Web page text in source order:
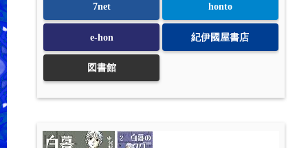
7net honto
e-hon 紀伊國屋書店
図書館